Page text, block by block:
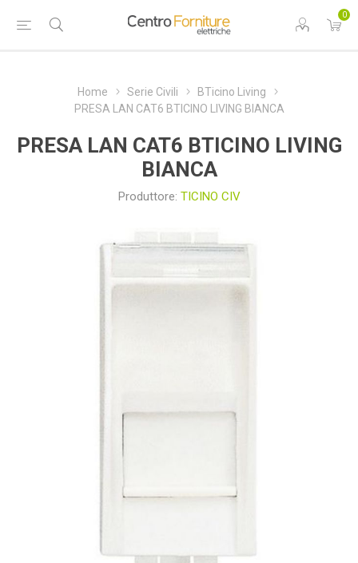
0
Home Serie Civili
BTicino Living
PRESA LAN CAT6 BTICINO LIVING BIANCA
PRESA LAN CAT6 BTICINO LIVING
BIANCA
Produttore: TICINO CIV